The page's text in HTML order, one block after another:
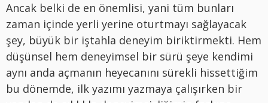
Ancak belki de en önemlisi, yani tüm bunları
zaman içinde yerli yerine oturtmayı sağlayacak
şey, büyük bir iştahla deneyim biriktirmekti. Hem
düşünsel hem deneyimsel bir sürü şeye kendimi
aynı anda açmanın heyecanını sürekli hissettiğim
bu dönemde, ilk yazımı yazmaya çalışırken bir